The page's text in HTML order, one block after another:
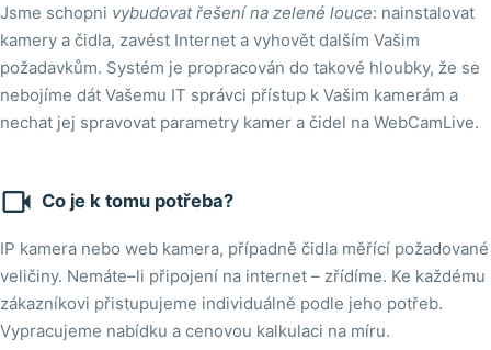
Jsme schopni vybudovat řešení na zelené louce: nainstalovat
kamery a čidla, zavést Internet a vyhovět dalším Vašim
požadavkům. Systém je propracován do takové hloubky, že se
nebojíme dát Vašemu IT správci přístup k Vašim kamerám a
nechat jej spravovat parametry kamer a čidel na WebCamLive.
 Co je k tomu potřeba?
IP kamera nebo web kamera, případně čidla měřící požadované
veličiny. Nemáte–li připojení na internet – zřídíme. Ke každému
zákazníkovi přistupujeme individuálně podle jeho potřeb.
Vypracujeme nabídku a cenovou kalkulaci na míru.